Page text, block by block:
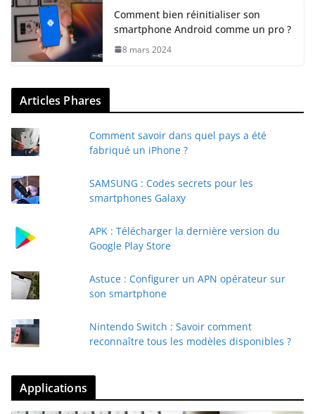
Comment bien réinitialiser son
smartphone Android comme un pro ?
8 mars 2024
Articles Phares
Comment savoir dans quel pays a été
fabriqué un iPhone ?
SAMSUNG : Codes secrets pour les
smartphones Galaxy
APK : Télécharger la dernière version du
Google Play Store
Astuce : Configurer un APN opérateur sur
son smartphone
Nintendo Switch : Savoir comment
reconnaître tous les modèles disponibles ?
Applications